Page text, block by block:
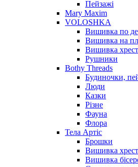
Пейзажі
Mary Maxim
VOLOSHKA
Вишивка по
Вишивка на
Вишивка
Рушники
Bothy Threads
Будиночки,
Люди
Казки
Різне
Фауна
Флора
Тела Артіс
Брошки
Вишивка
Вишивка